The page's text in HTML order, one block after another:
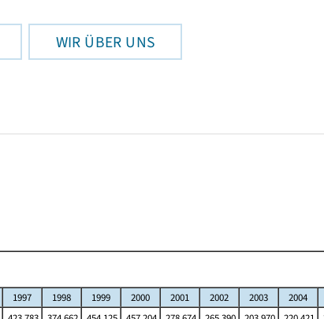
WIR ÜBER UNS
1997 1998 1999 2000 2001 2002 2003
2004